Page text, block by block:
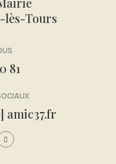
lès-Tours
81
amic37.fr